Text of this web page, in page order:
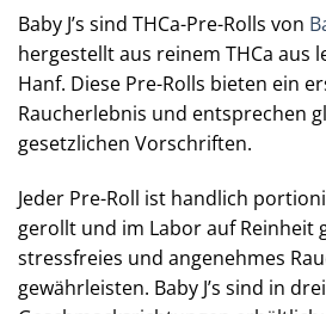
Baby J’s sind THCa-Pre-Rolls von
hergestellt aus reinem THCa aus
Hanf. Diese Pre-Rolls bieten ein
Raucherlebnis und entsprechen
gesetzlichen Vorschriften.
Jeder Pre-Roll ist handlich
gerollt und im Labor auf Reinheit
stressfreies und angenehmes
gewährleisten. Baby J’s sind in